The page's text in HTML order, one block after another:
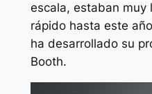
escala, estaban muy
rápido hasta este
ha desarrollado su
Booth.